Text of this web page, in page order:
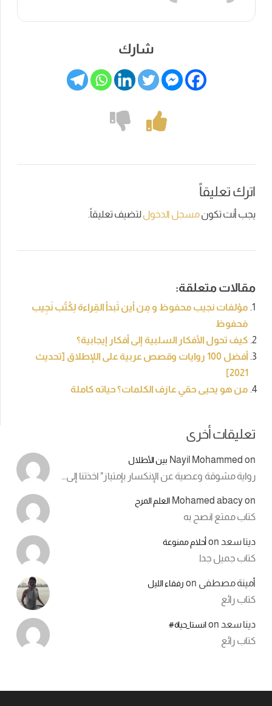
شارك
اترك تعليقاً
يجب أنت تكونمسجل الدخوللتضيف تعليقاً.
مقالات متعلقة:
مؤلفات نجيب محفوظ و مِن أين تَبدأ القِراءة لِكُتُب نَجِيب
مَحفوظ
كيف تحول الأفكار السلبية إلى أفكار إيجابية؟
أفضل 100 روايات وقصص عربية على اللإطلاق [تحديث
2021]
من هو يحيى حقي عازف الكلمات؟ حياته كاملة
تعليقات أخرى
Nayil Mohammed on بين الأطلال
رواية مشوقة وعصية عن الإنكسار بإمتياز" اخذتنا إلى…
Mohamed abacyon العلم المرح
كتاب ممتع انصح به
دينا سعد onأحلام ممنوعة
كتاب جميل جدا
أمينة مصطفى on رفقاء الليل
كتاب رائع
دينا سعد onانستا_حياة#
كتاب رائع